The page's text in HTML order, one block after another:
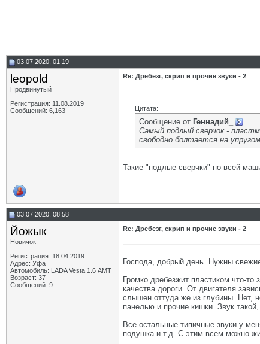
03.07.2020, 01:19
leopold
Продвинутый
Регистрация: 11.08.2019
Сообщений: 6,163
Re: Дребезг, скрип и прочие звуки - 2
Цитата:
Сообщение от Геннадий_
Самый подлый сверчок -
свободно болтается на
Такие "подлые сверчки" по всей
03.07.2020, 08:58
Йожык
Новичок
Регистрация: 18.04.2019
Адрес: Уфа
Автомобиль: LADA Vesta 1.6 АМТ
Возраст: 37
Сообщений: 9
Re: Дребезг, скрип и прочие звуки - 2
Господа, добрый день. Нужны
Громко дребезжит пластиком что-
качества дороги. От двигателя
слышен оттуда же из глубины. Нет,
панелью и прочие кишки. Звук
Все остальные типичные звуки у
подушка и т.д. С этим всем можно